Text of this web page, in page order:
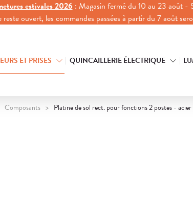
estivales 2026: Magasin fermé du 10 au 23 août -
reste ouvert, les commandes passées à partir du 7 août
ET PRISES QUINCAILLERIE ÉLECTRIQUE
Composants Platine de sol rect. pour fonctions 2 postes -